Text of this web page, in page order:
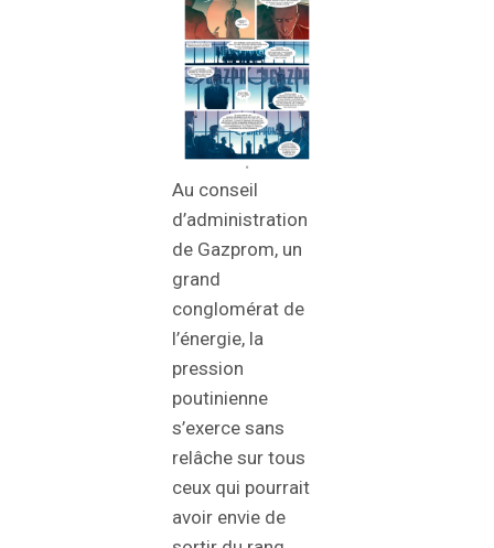
Au conseil
d’administration
de Gazprom, un
grand
conglomérat de
l’énergie, la
pression
poutinienne
s’exerce sans
relâche sur tous
ceux qui pourrait
avoir envie de